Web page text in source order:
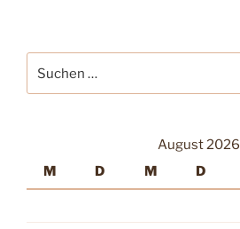
nach:
August 2026
M
D M D